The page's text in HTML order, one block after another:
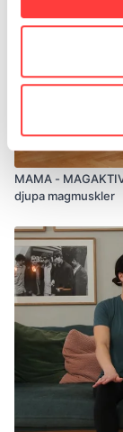
MAMA -
djupa magmuskler